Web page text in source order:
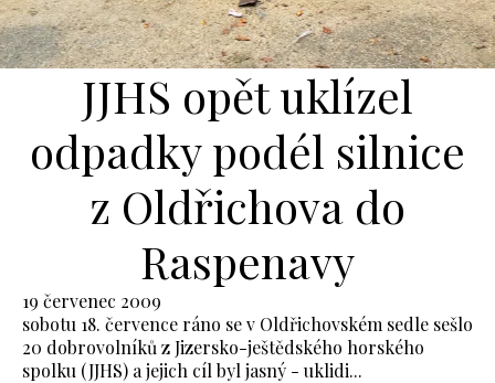
JJHS opět uklízel
odpadky podél silnice
z Oldřichova do
Raspenavy
19 červenec 2009
sobotu 18. července ráno se v Oldřichovském sedle sešlo
20 dobrovolníků z Jizersko-ještědského horského
spolku (JJHS) a jejich cíl byl jasný - uklidi...